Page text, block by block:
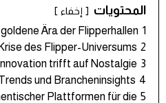
المحتويات إخفاء
1
Ära der Flipperhallen
2
des Flipper-Universums
3
trifft auf Nostalgie
4
und Brancheninsights
5
Plattformen für die